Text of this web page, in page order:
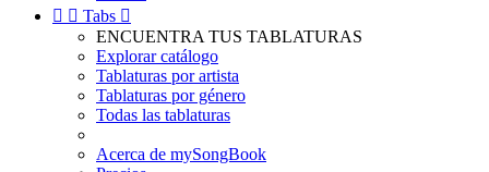
  Tabs 
ENCUENTRA TUS TABLATURAS
Explorar catálogo
Tablaturas por artista
Tablaturas por género
Todas las tablaturas
Acerca de mySongBook